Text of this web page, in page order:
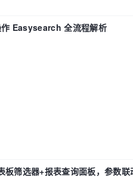
Easysearch 全流程解析
筛选器+报表查询面板，参数联